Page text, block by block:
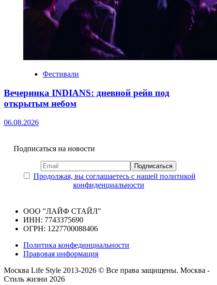
Фестивали
Вечеринка INDIANS: дневной рейв под
открытым небом
06.08.2026
Подписаться на новости
Продолжая, вы соглашаетесь с нашей политикой
конфиденциальности
ООО "ЛАЙФ СТАЙЛ"
ИНН: 7743375690
ОГРН: 1227700088406
Политика конфединциальности
Правовая информация
Москва Life Style 2013-2026 © Все права защищены. Москва -
Стиль жизни 2026